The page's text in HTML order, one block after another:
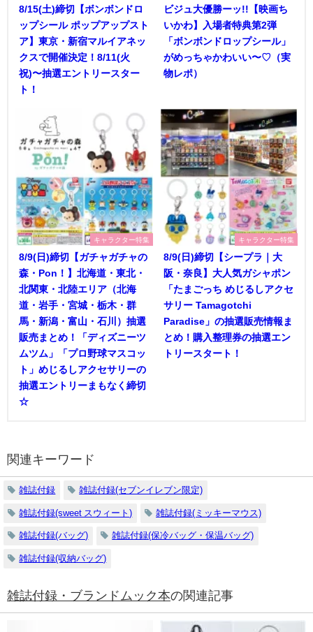
8/15(土)締切【ボンボンドロ
ップシール ポップアップスト
ア】東京・新宿マルイアネッ
クスで開催決定！8/11(火
祝)〜抽選エントリースター
ト！
ビジュ大優勝ーッ!!【映画ち
いかわ】入場者特典第2弾
「ボンボンドロップシール」
がめっちゃかわいい〜♡（実
物レポ）
キャラクター特集
8/9(日)締切【ガチャガチャの
森・Pon！】北海道・東北・
北関東・北陸エリア（北海
道・岩手・宮城・栃木・群
馬・新潟・富山・石川）抽選
販売まとめ！「ディズニーツ
ムツム」「プロ野球マスコッ
ト」めじるしアクセサリーの
抽選エントリーまもなく締切
☆
キャラクター特集
8/9(日)締切【シープラ｜大
阪・奈良】大人気ガシャポン
「たまごっち めじるしアクセ
サリー Tamagotchi
Paradise」の抽選販売情報ま
とめ！購入整理券の抽選エン
トリースタート！
関連キーワード
雑誌付録 雑誌付録(セブンイレブン限定)
雑誌付録(sweet スウィート) 雑誌付録(ミッキーマウス)
雑誌付録(バッグ) 雑誌付録(保冷バッグ・保温バッグ)
雑誌付録(収納バッグ)
雑誌付録・ブランドムック本の関連記事